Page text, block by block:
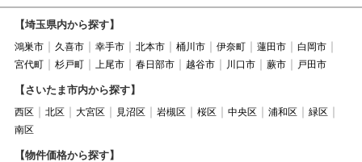
【埼玉県内から探す】
鴻巣市 久喜市 幸手市 北本市 桶川市 伊奈町 蓮田市
白岡市
宮代町
杉戸町 上尾市 春日部市 越谷市 川口市 蕨市 戸田市
【さいたま市内から探す】
西区 北区 大宮区 見沼区 岩槻区 桜区 中央区 浦和区
緑区
南区
【物件価格から探す】